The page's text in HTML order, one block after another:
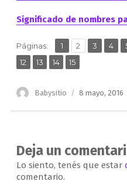
Significado de nombres
Páginas: Página
1 ,
Página
2 ,Página
3 ,
4
Página
12 ,
Página
13 ,
Página
14 ,
Página
15
Autor
Babysitio
Publicado
8 mayo, 2016
Deja un
Lo siento, tenés que estar
comentario.